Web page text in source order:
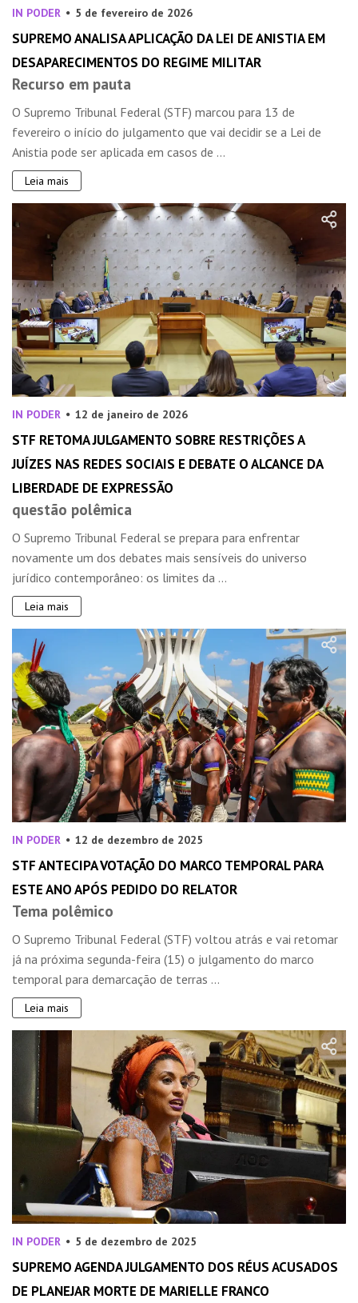
IN PODER 5 de fevereiro de 2026
SUPREMO ANALISA APLICAÇÃO DA LEI DE ANISTIA EM
DESAPARECIMENTOS DO REGIME MILITAR
Recurso em pauta
O Supremo Tribunal Federal (STF) marcou para 13 de
fevereiro o início do julgamento que vai decidir se a Lei de
Anistia pode ser aplicada em casos de ...
Leia mais
IN PODER 12 de janeiro de 2026
STF RETOMA JULGAMENTO SOBRE RESTRIÇÕES A
JUÍZES NAS REDES SOCIAIS E DEBATE O ALCANCE DA
LIBERDADE DE EXPRESSÃO
questão polêmica
O Supremo Tribunal Federal se prepara para enfrentar
novamente um dos debates mais sensíveis do universo
jurídico contemporâneo: os limites da ...
Leia mais
IN PODER 12 de dezembro de 2025
STF ANTECIPA VOTAÇÃO DO MARCO TEMPORAL PARA
ESTE ANO APÓS PEDIDO DO RELATOR
Tema polêmico
O Supremo Tribunal Federal (STF) voltou atrás e vai retomar
já na próxima segunda-feira (15) o julgamento do marco
temporal para demarcação de terras ...
Leia mais
IN PODER 5 de dezembro de 2025
SUPREMO AGENDA JULGAMENTO DOS RÉUS ACUSADOS
DE PLANEJAR MORTE DE MARIELLE FRANCO